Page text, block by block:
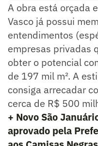
A obra está orçada
Vasco já possui
entendimentos
empresas privadas
obter o potencial
de 197 mil m². A
consiga arrecadar
cerca de R$ 500
+ Novo São
aprovado pela